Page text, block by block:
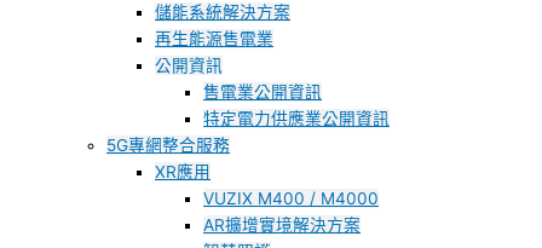
儲能系統解決方案
再生能源售電業
公開資訊
售電業公開資訊
特定電力供應業公開資訊
5G專網整合服務
XR應用
VUZIX M400 / M4000
AR擴增實境解決方案